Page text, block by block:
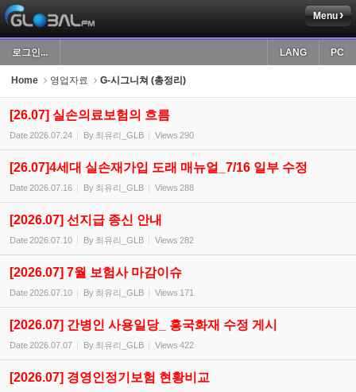
Menu
로그인... PC
LANG
Home 영업자료 G-시그니쳐 (총정리)
[26.07] 실손의료보험의 흐름
Date2026.07.24 By 최유리_GLB Views 290
[26.07]4세대 실손재가입 도래 매뉴얼_7/16 일부 수정
Date2026.07.16 By 최유리_GLB Views 288
[2026.07] 선지급 종신 안내
Date2026.07.10 By 최유리_GLB Views 282
[2026.07] 7월 보험사 마감이슈
Date2026.07.10 By 최유리_GLB Views 171
[2026.07] 간병인 사용일당_ 흥국화재 수정 게시
Date2026.07.07 By 최유리_GLB Views 422
[2026.07] 경영인정기보험 현황비교
Sketchbook5, 스케치북5
Sketchbook5, 스케치북5